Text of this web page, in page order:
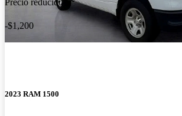
Precio reducido
-$1,200
2023 RAM 1500